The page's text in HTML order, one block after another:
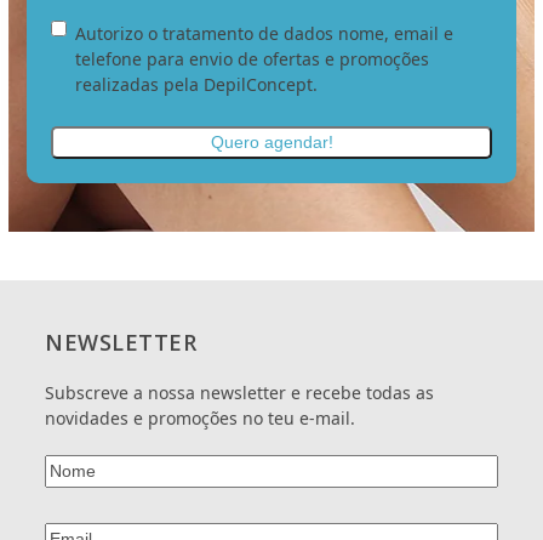
o
tratamento
dos
dados.
Autorizo
tratamento
dados
nome,
email
e
telefone
ofertas
promoções
realizadas
DepilConcept.
Autorizo o tratamento de dados nome, email e
telefone para envio de ofertas e promoções
realizadas pela DepilConcept.
NEWSLETTER
Subscreve a nossa newsletter e recebe todas as
novidades e promoções no teu e-mail.
Nome(Obrigatório)
Email(Obrigatório)